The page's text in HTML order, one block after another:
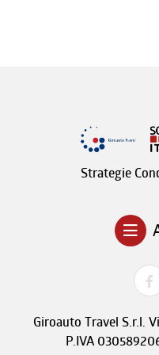
Strategie
Giroauto Travel S.r.l.
P.IVA